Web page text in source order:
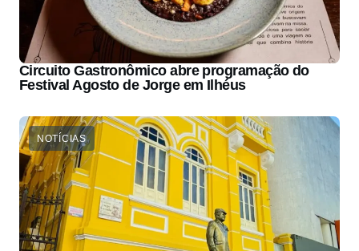
Circuito Gastronômico abre programação do
Festival Agosto de Jorge em Ilhéus
NOTÍCIAS